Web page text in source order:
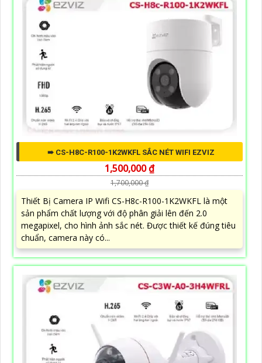
➠ CS-H8C-R100-1K2WKFL SẮC NÉT WIFI EZVIZ
1,500,000 ₫
1,700,000 ₫
Thiết Bị Camera IP Wifi CS-H8c-R100-1K2WKFL là một
sản phẩm chất lượng với độ phân giải lên đến 2.0
megapixel, cho hình ảnh sắc nét. Được thiết kế đúng tiêu
chuẩn, camera này có...